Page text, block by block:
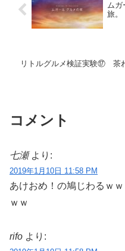
ムガ
旅。
リトルグルメ検証実験⑰ 茶
コメント
七瀬 より:
2019年1月10日 11:58 PM
あけおめ！の鳩じわるｗ
ｗｗ
rifo より: